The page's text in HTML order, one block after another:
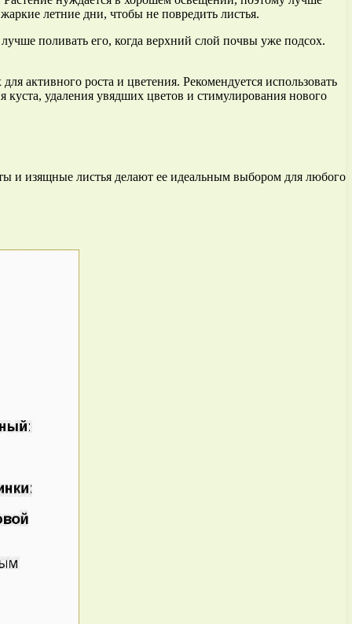
летние дни, чтобы не повредить листья.
поливать его, когда верхний слой почвы уже подсох.
активного роста и цветения. Рекомендуется использовать
удаления увядших цветов и стимулирования нового
и изящные листья делают ее идеальным выбором для любого